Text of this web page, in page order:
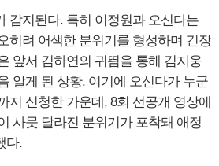
감지된다. 특히 이정원과 오신다는
히려 어색한 분위기를 형성하며 긴장
앞서 김하연의 귀띔을 통해 김지웅
알게 된 상황. 여기에 오신다가 누군
지 신청한 가운데, 8회 선공개 영상에
사뭇 달라진 분위기가 포착돼 애정
다.